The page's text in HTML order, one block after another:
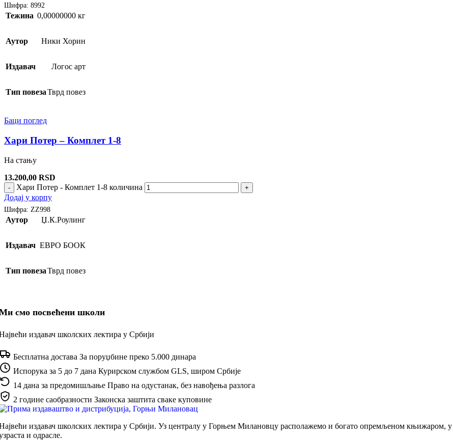
Шифра: 8992
Тежина 0,00000000 кг
Аутор Ники Хорин
Издавач Логос арт
Тип повезаТврд повез
Баци поглед
Хари Потер – Комплет 1-8
На стању
13.200,00 RSD
- Хари Потер - Комплет 1-8 количина +
Додај у корпу
Шифра: ZZ998
Аутор Џ.К.Роулинг
Издавач ЕВРО БООК
Тип повезаТврд повез
смо посвећени школи
издавач школских лектира у Србији
Бесплатна достава За поруџбине преко 5.000 динара
Испорука за 5 до 7 дана Курирском службом GLS, широм Србије
14 дана за предомишљање Право на одустанак, без навођења разлога
2 године саобразности Законска заштита сваке куповине
издавач школских лектира у Србији. Уз централу у Горњем Милановцу располажемо и богато опремљеном књижаром, у
и одрасле.